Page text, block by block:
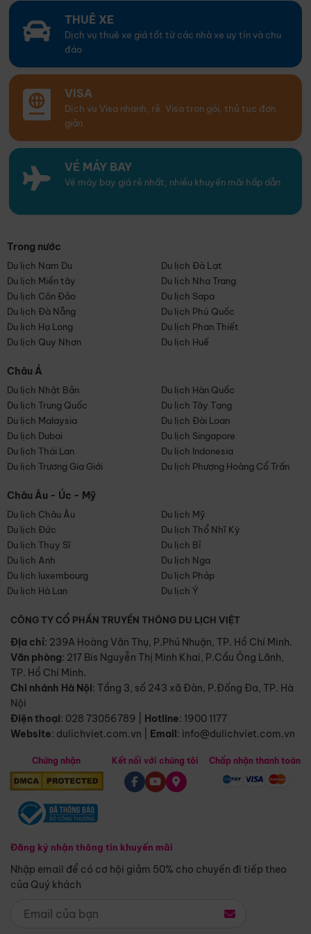
THUÊ XE
Dịch vụ thuê xe giá tốt từ các nhà xe uy tín và chu
đáo
VISA
Dịch vụ Visa nhanh, rẻ. Visa trọn gói, thủ tục đơn
giản
VÉ MÁY BAY
Vé máy bay giá rẻ nhất, nhiều khuyến mãi hấp dẫn
Trong nước
Du lịch Nam Du
Du lịch Đà Lạt
Du lịch Miền tây
Du lịch Nha Trang
Du lịch Côn Đảo
Du lịch Sapa
Du lịch Đà Nẵng
Du lịch Phú Quốc
Du lịch Hạ Long
Du lịch Phan Thiết
Du lịch Quy Nhơn
Du lịch Huế
Châu Á
Du lịch Nhật Bản
Du lịch Hàn Quốc
Du lịch Trung Quốc
Du lịch Tây Tạng
Du lịch Malaysia
Du lịch Đài Loan
Du lịch Dubai
Du lịch Singapore
Du lịch Thái Lan
Du lịch Indonesia
Du lịch Trương Gia Giới
Du lịch Phượng Hoàng Cổ Trấn
Châu Âu - Úc - Mỹ
Du lịch Châu Âu
Du lịch Mỹ
Du lịch Đức
Du lịch Thổ Nhĩ Kỳ
Du lịch Thụy Sĩ
Du lịch Bỉ
Du lịch Anh
Du lịch Nga
Du lịch luxembourg
Du lịch Pháp
Du lịch Hà Lan
Du lịch Ý
CÔNG TY CỔ PHẦN TRUYỀN THÔNG DU LỊCH VIỆT
Địa chỉ: 239A Hoàng Văn Thụ, P.Phú Nhuận, TP. Hồ Chí Minh.
Văn phòng: 217 Bis Nguyễn Thị Minh Khai, P.Cầu Ông Lãnh,
TP. Hồ Chí Minh.
Chi nhánh Hà Nội: Tầng 3, số 243 xã Đàn, P.Đống Đa, TP. Hà
Nội
Điện thoại: 028 73056789 Hotline: 1900 1177
Website: dulichviet.com.vn Email: info@dulichviet.com.vn
Chứng nhận
Đăng ký nhận thông tin khuyến mãi
Nhập email để có cơ hội giảm 50% cho chuyến đi tiếp theo
của Quý khách
Kết nối với chúng tôi Chấp nhận thanh toán